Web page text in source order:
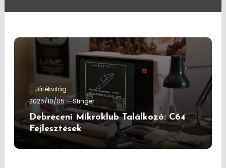
Játékvilág
2025/10/05
Stinger
Debreceni Mikroklub Találkozó: C64
Fejlesztések